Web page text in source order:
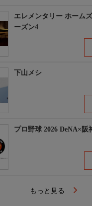
エレメンタリー ホーム
ーズン4
下山メシ
プロ野球 2026 DeNA×阪
もっと見る